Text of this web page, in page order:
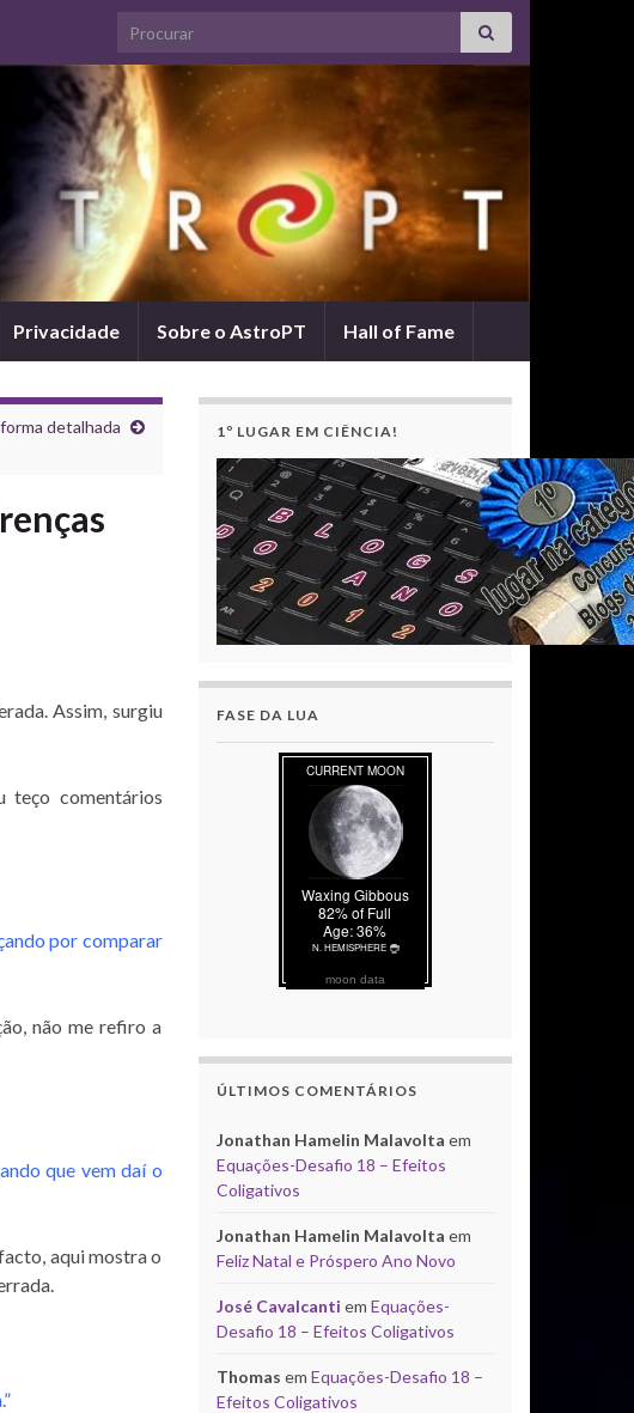
Search for:
Privacidade Sobre o AstroPT Hall of Fame
detalhada
Assim, surgiu
teço comentários
por comparar
não me refiro a
que vem daí o
aqui mostra o
1º LUGAR EM CIÊNCIA!
FASE DA LUA
moon data
ÚLTIMOS COMENTÁRIOS
Jonathan Hamelin Malavolta em
Equações-Desafio 18 – Efeitos
Coligativos
Jonathan Hamelin Malavolta em
Feliz Natal e Próspero Ano Novo
José Cavalcanti em Equações-
Desafio 18 – Efeitos Coligativos
Thomas em Equações-Desafio 18 –
Efeitos Coligativos